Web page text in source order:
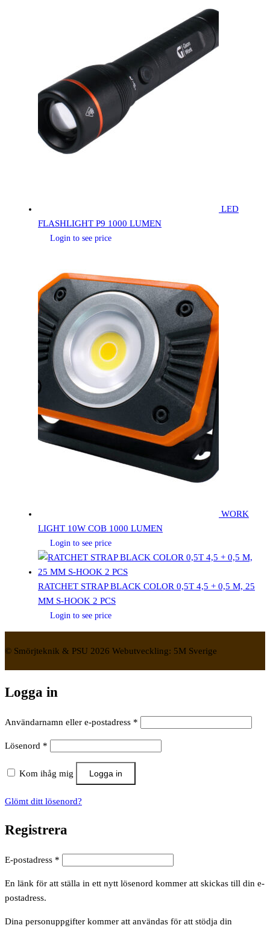
LED
FLASHLIGHT P9 1000 LUMEN
Login to see price
WORK
LIGHT 10W COB 1000 LUMEN
Login to see price
RATCHET STRAP BLACK COLOR 0,5T 4,5 + 0,5 M, 25
MM S-HOOK 2 PCS
Login to see price
© Smörjteknik & PSU 2026 Webutveckling: 5M Sverige
Logga in
Användarnamn eller e-postadress *
Lösenord *
Kom ihåg mig Logga in
Glömt ditt lösenord?
Registrera
E-postadress *
En länk för att ställa in ett nytt lösenord kommer att skickas till din e-
postadress.
Dina personuppgifter kommer att användas för att stödja din